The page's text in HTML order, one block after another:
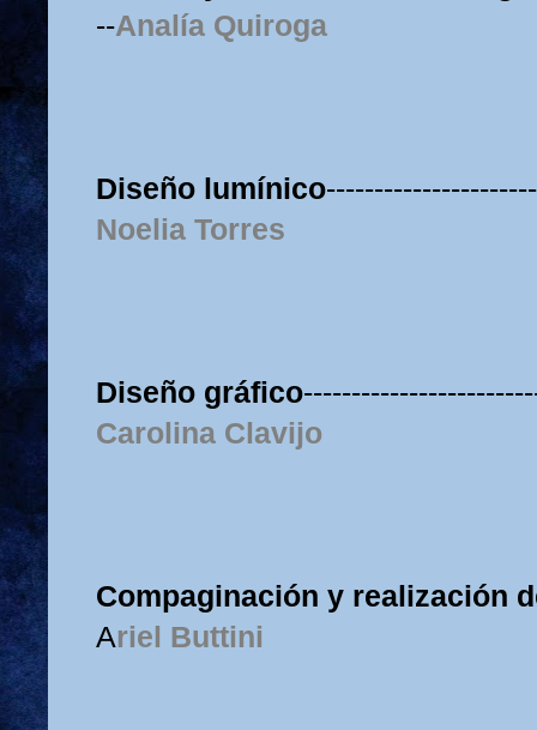
--Analía Quiroga
Diseño lumínico
Noelia Torres
Diseño gráfico
Carolina Clavijo
Compaginación y realización
Ariel Buttini